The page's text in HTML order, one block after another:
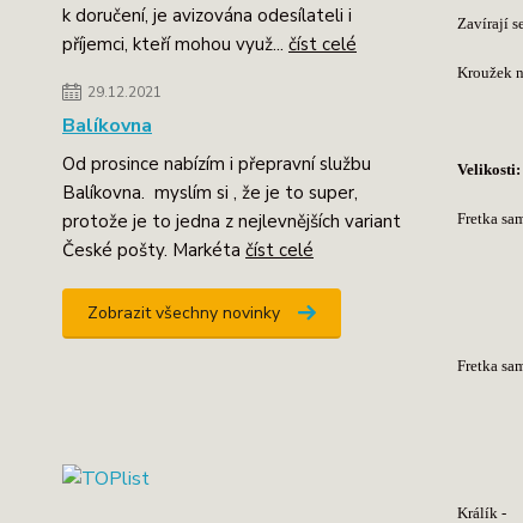
k doručení, je avizována odesílateli i
příjemci, kteří mohou využ... číst celé
29.12.2021
Balíkovna
Od prosince nabízím i přepravní službu
Balíkovna. myslím si , že je to super,
protože je to jedna z nejlevnějších variant
České pošty. Markéta číst celé
Zobrazit všechny novinky
Zavírají
Kroužek
Velikosti:
Fretka
Fretka